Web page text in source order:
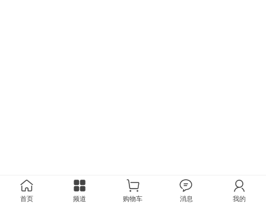
首页 频道 购物车 消息 我的